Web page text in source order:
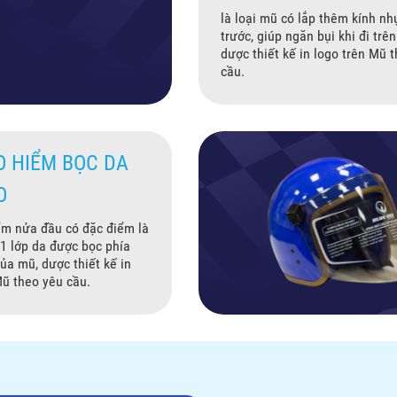
là loại mũ có lắp thêm kính
trước, giúp ngăn bụi khi đi
dược thiết kế in logo trên Mũ
cầu.
HIỂM BỌC DA
nửa đầu có đặc điểm là
lớp da được bọc phía
mũ, dược thiết kế in
theo yêu cầu.